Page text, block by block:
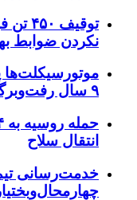
نکردن ضوابط
۹ سال رفت‌وبرگشت دارد
انتقال سلاح
خدمت‌رسانی